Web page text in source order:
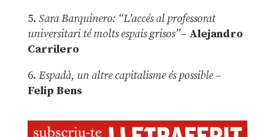
5. Sara Barquinero: “L’accés al professorat
universitari té molts espais grisos”– Alejandro
Carrilero
6. Espadà, un altre capitalisme és possible –
Felip Bens